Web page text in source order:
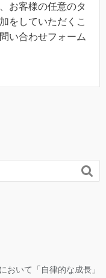
お客様の任意のタ
をしていただくこ
い合わせフォーム

おいて「自律的な成長」